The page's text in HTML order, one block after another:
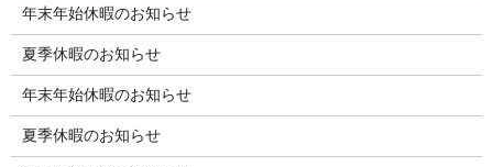
年末年始休暇のお知らせ
夏季休暇のお知らせ
年末年始休暇のお知らせ
夏季休暇のお知らせ